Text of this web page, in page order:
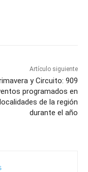
Artículo siguiente
y Circuito: 909
programados en
localidades de la región
durante el año